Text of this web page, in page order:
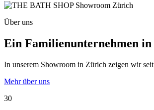
Über uns
Ein Familienunternehmen
In unserem Showroom in Zürich zeigen wir
Mehr über uns
30